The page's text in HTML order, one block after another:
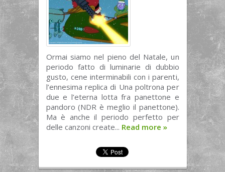
Ormai siamo nel pieno del Natale, un
periodo fatto di luminarie di dubbio
gusto, cene interminabili con i parenti,
l’ennesima replica di Una poltrona per
due e l’eterna lotta fra panettone e
pandoro (NDR è meglio il panettone).
Ma è anche il periodo perfetto per
delle canzoni create... Read more »